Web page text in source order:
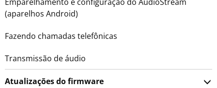
(aparelhos Android)
Fazendo chamadas telefônicas
Transmissão de áudio
Atualizações do firmware